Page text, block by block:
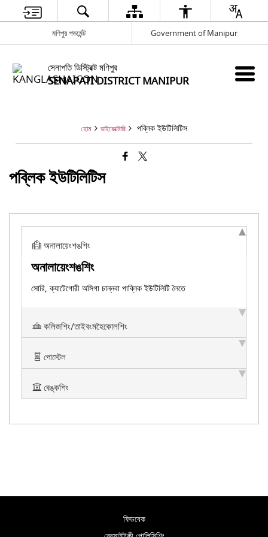
মণিপুর গভর্মেন্ট Government of Manipur
সেনাপতি ডিস্ট্রিক্ট মণিপুর
SENAPATI DISTRICT MANIPUR
হোম ডাইরেক্টোরি পব্লিক ইউটিলিটিস
পব্লিক ইউটিলিটিস
অনালায়েংশঙশিং
অনালায়েংশঙশিং
সোরি, ক্যাটেগোরী অসিগা চান্নবা পাব্লিক ইউটিলিটি লৈতে
কলিজশিং/তাইবংমহৈকোলশিং
পোস্টেল
বেঙ্কশিং
ফিডবেক